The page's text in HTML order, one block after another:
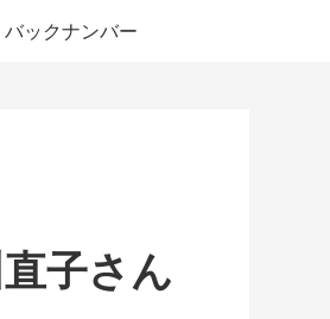
バックナンバー
子さん